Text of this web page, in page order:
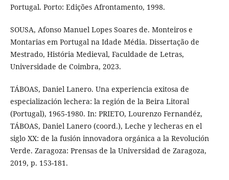
Portugal. Porto: Edições Afrontamento, 1998.
SOUSA, Afonso Manuel Lopes Soares de. Monteiros e
Montarias em Portugal na Idade Média. Dissertação de
Mestrado, História Medieval, Faculdade de Letras,
Universidade de Coimbra, 2023.
TÁBOAS, Daniel Lanero. Una experiencia exitosa de
especialización lechera: la región de la Beira Litoral
(Portugal), 1965-1980. In: PRIETO, Lourenzo Fernandéz,
TÁBOAS, Daniel Lanero (coord.), Leche y lecheras en el
siglo XX: de la fusión innovadora orgánica a la Revolución
Verde. Zaragoza: Prensas de la Universidad de Zaragoza,
2019, p. 153-181.